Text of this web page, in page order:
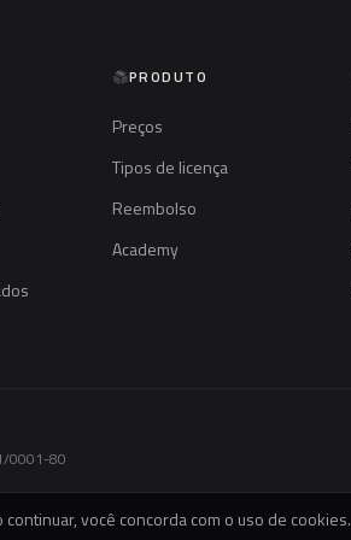
PRODUTO
Preços
Tipos de licença
Reembolso
Academy
0001-80
você concorda com o uso de cookies.